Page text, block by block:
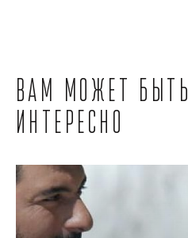
Вам может быть
интересно